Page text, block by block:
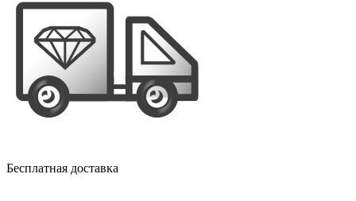
Бесплатная доставка